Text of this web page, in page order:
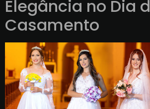
Elegância no Dia
Casamento